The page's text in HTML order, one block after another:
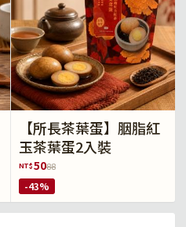
【所長茶葉蛋】胭脂紅
玉茶葉蛋2入裝
NT$5088
-43%